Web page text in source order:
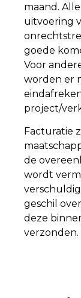
maand.
uitvoering
goede
Voor
worden er
project/
Facturatie
de
wordt
geschil
deze
verzonden.